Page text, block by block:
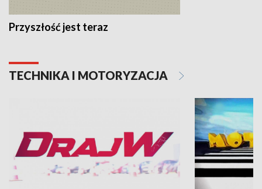
Przyszłość jest teraz
TECHNIKA I MOTORYZACJA